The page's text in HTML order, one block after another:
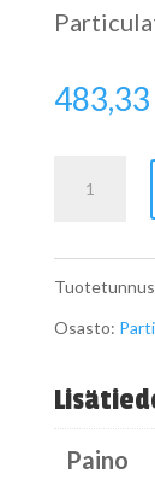
483,33
määrä
Tuotetunnus
Osasto:
Paino